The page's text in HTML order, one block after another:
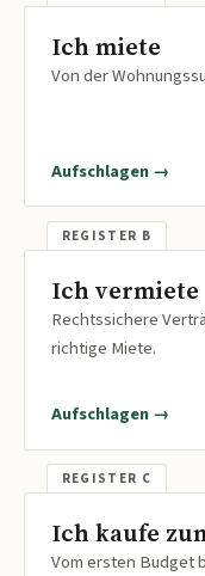
Ich miete
Von der
Aufschlagen →
Ich vermiete
Rechtssichere
richtige Miete.
Aufschlagen →
Ich kaufe
Vom ersten Budget